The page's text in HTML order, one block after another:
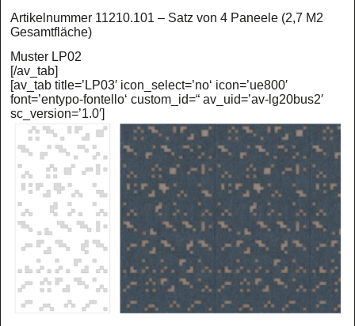
Artikelnummer 11210.101 – Satz von 4 Paneele (2,7 M2
Gesamtfläche)
Muster LP02
[/av_tab]
[av_tab title=’LP03′ icon_select=’no‘ icon=’ue800′
font=’entypo-fontello‘ custom_id=“ av_uid=’av-lg20bus2′
sc_version=’1.0′]